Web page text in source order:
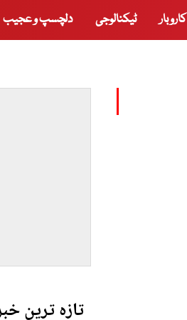
کاروبار ٹیکنالوجی دلچسپ و عجیب
تازہ ترین